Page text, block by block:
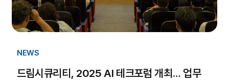
NEWS
드림시큐리티, 2025 AI 테크포럼 개최… 업무